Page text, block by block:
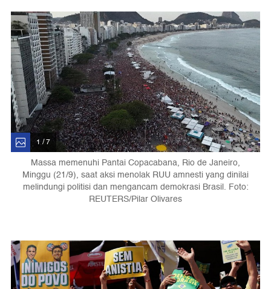
1 / 7
Massa memenuhi Pantai Copacabana, Rio de Janeiro,
Minggu (21/9), saat aksi menolak RUU amnesti yang dinilai
melindungi politisi dan mengancam demokrasi Brasil. Foto:
REUTERS/Pilar Olivares